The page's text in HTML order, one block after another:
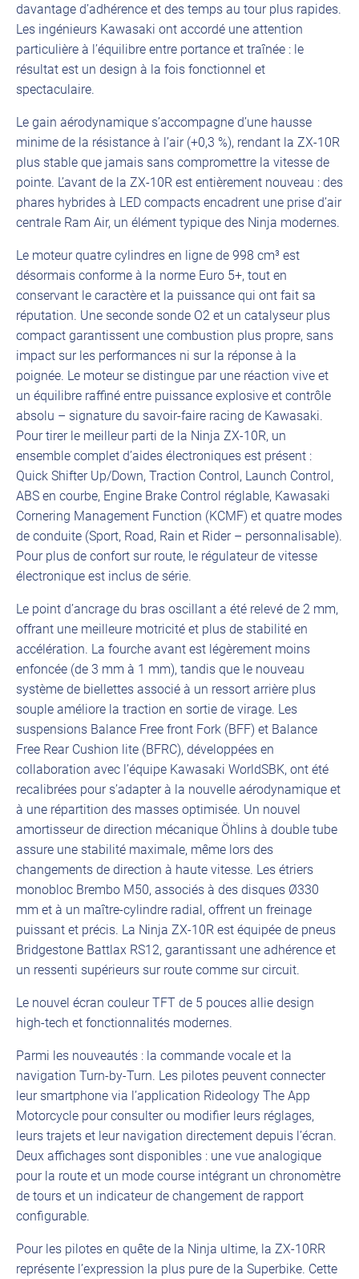
davantage d’adhérence et des temps au tour plus rapides.
Les ingénieurs Kawasaki ont accordé une attention
particulière à l’équilibre entre portance et traînée : le
résultat est un design à la fois fonctionnel et
spectaculaire.
Le gain aérodynamique s’accompagne d’une hausse
minime de la résistance à l’air (+0,3 %), rendant la ZX-10R
plus stable que jamais sans compromettre la vitesse de
pointe. L’avant de la ZX-10R est entièrement nouveau : des
phares hybrides à LED compacts encadrent une prise d’air
centrale Ram Air, un élément typique des Ninja modernes.
Le moteur quatre cylindres en ligne de 998 cm³ est
désormais conforme à la norme Euro 5+, tout en
conservant le caractère et la puissance qui ont fait sa
réputation. Une seconde sonde O2 et un catalyseur plus
compact garantissent une combustion plus propre, sans
impact sur les performances ni sur la réponse à la
poignée. Le moteur se distingue par une réaction vive et
un équilibre raffiné entre puissance explosive et contrôle
absolu – signature du savoir-faire racing de Kawasaki.
Pour tirer le meilleur parti de la Ninja ZX-10R, un
ensemble complet d’aides électroniques est présent :
Quick Shifter Up/Down, Traction Control, Launch Control,
ABS en courbe, Engine Brake Control réglable, Kawasaki
Cornering Management Function (KCMF) et quatre modes
de conduite (Sport, Road, Rain et Rider – personnalisable).
Pour plus de confort sur route, le régulateur de vitesse
électronique est inclus de série.
Le point d’ancrage du bras oscillant a été relevé de 2 mm,
offrant une meilleure motricité et plus de stabilité en
accélération. La fourche avant est légèrement moins
enfoncée (de 3 mm à 1 mm), tandis que le nouveau
système de biellettes associé à un ressort arrière plus
souple améliore la traction en sortie de virage. Les
suspensions Balance Free front Fork (BFF) et Balance
Free Rear Cushion lite (BFRC), développées en
collaboration avec l’équipe Kawasaki WorldSBK, ont été
recalibrées pour s’adapter à la nouvelle aérodynamique et
à une répartition des masses optimisée. Un nouvel
amortisseur de direction mécanique Öhlins à double tube
assure une stabilité maximale, même lors des
changements de direction à haute vitesse. Les étriers
monobloc Brembo M50, associés à des disques Ø330
mm et à un maître-cylindre radial, offrent un freinage
puissant et précis. La Ninja ZX-10R est équipée de pneus
Bridgestone Battlax RS12, garantissant une adhérence et
un ressenti supérieurs sur route comme sur circuit.
Le nouvel écran couleur TFT de 5 pouces allie design
high-tech et fonctionnalités modernes.
Parmi les nouveautés : la commande vocale et la
navigation Turn-by-Turn. Les pilotes peuvent connecter
leur smartphone via l’application Rideology The App
Motorcycle pour consulter ou modifier leurs réglages,
leurs trajets et leur navigation directement depuis l’écran.
Deux affichages sont disponibles : une vue analogique
pour la route et un mode course intégrant un chronomètre
de tours et un indicateur de changement de rapport
configurable.
Pour les pilotes en quête de la Ninja ultime, la ZX-10RR
représente l’expression la plus pure de la Superbike. Cette